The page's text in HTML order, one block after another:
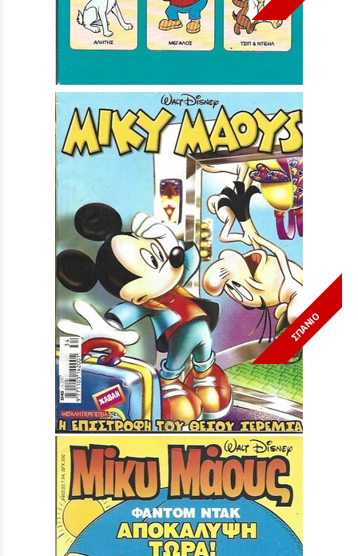
Μίκυ Μάους #1358***
Τιμή: 3,90 €
ΣΠΑΝΙΟ
Μίκυ Μάους #2145***
Τιμή: 3,90 €